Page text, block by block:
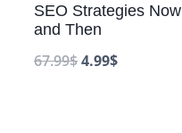
SEO Strategies Now
and Then
67.99$4.99$